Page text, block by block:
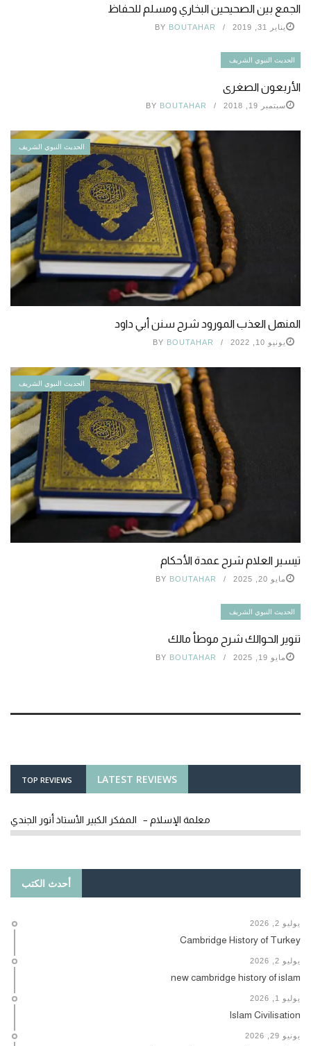
الجمع بين الصحيحين البخاري ومسلم للحفاظ
يناير 31, 2019 BY BOUTAHAR
الحديث النبوي الشريف
الأربعون الصغرى
سبتمبر 19, 2018 BY BOUTAHAR
الحديث النبوي الشريف
المنهل العذب المورود شرح سنن أبي داود
يونيو 10, 2022 BY BOUTAHAR
الحديث النبوي الشريف
تيسير العلام شرح عمدة الأحكام
مايو 20, 2025 BY BOUTAHAR
الحديث النبوي الشريف
تنوير الحوالك شرح موطأ مالك
مايو 19, 2025 BY BOUTAHAR
LATEST REVIEWS
TOP REVIEWS
معلمة الإسلام – المفكر الكبير الأستاذ أنور الجندي
أحدث الكتب
يوليو 2, 2026
Cambridge History of Turkey
يوليو 2, 2026
new cambridge history of islam
يوليو 1, 2026
Islam Civilisation
يونيو 29, 2026